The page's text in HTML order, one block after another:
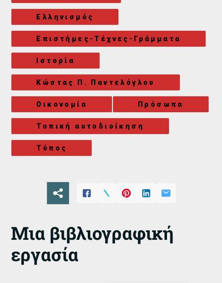
Ελληνισμός
Επιστήμες-Τέχνες-Γράμματα
Ιστορία
Κώστας Π. Παντελόγλου
Οικονομία Πρόσωπα
Τοπική αυτοδιοίκηση
Τύπος
Μια βιβλιογραφική
εργασία